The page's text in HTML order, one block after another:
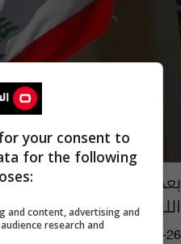
بعد ارتفاع الاصابات
اللبنانية في بغداد
10:45 | 2021-01-26
your consent to
for the following
and content, advertising and
research and